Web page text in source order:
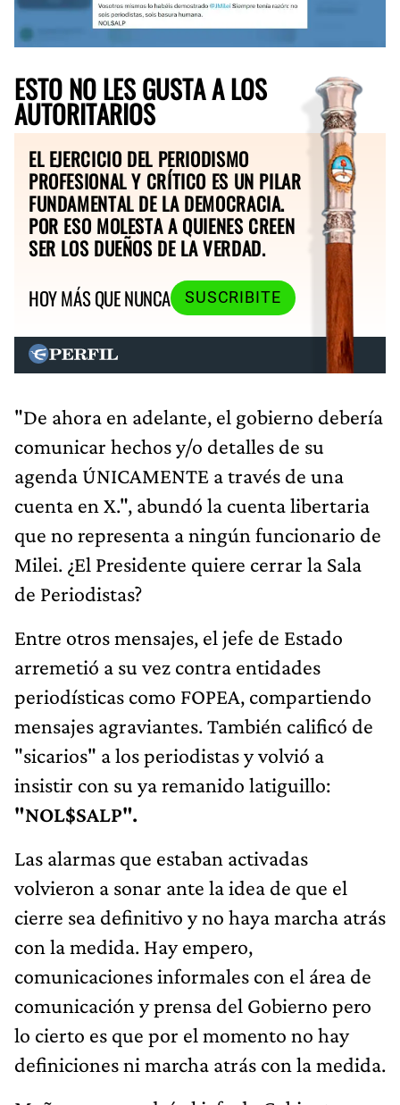
ESTO NO LES GUSTA A LOS
AUTORITARIOS
EL EJERCICIO DEL PERIODISMO
PROFESIONAL Y CRÍTICO ES UN PILAR
FUNDAMENTAL DE LA DEMOCRACIA.
POR ESO MOLESTA A QUIENES CREEN
SER LOS DUEÑOS DE LA VERDAD.
HOY MÁS QUE NUNCA
SUSCRIBITE
"De ahora en adelante, el gobierno debería
comunicar hechos y/o detalles de su
agenda ÚNICAMENTE a través de una
cuenta en X.", abundó la cuenta libertaria
que no representa a ningún funcionario de
Milei. ¿El Presidente quiere cerrar la Sala
de Periodistas?
Entre otros mensajes, el jefe de Estado
arremetió a su vez contra entidades
periodísticas como FOPEA, compartiendo
mensajes agraviantes. También calificó de
"sicarios" a los periodistas y volvió a
insistir con su ya remanido latiguillo:
"NOL$SALP".
Las alarmas que estaban activadas
volvieron a sonar ante la idea de que el
cierre sea definitivo y no haya marcha atrás
con la medida. Hay empero,
comunicaciones informales con el área de
comunicación y prensa del Gobierno pero
lo cierto es que por el momento no hay
definiciones ni marcha atrás con la medida.